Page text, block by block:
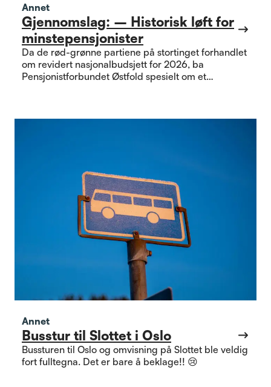
Annet
Gjennomslag: – Historisk løft for
minstepensjonister
Da de rød-grønne partiene på stortinget forhandlet
om revidert nasjonalbudsjett for 2026, ba
Pensjonistforbundet Østfold spesielt om et
Annet
Busstur til Slottet i Oslo
Bussturen til Oslo og omvisning på Slottet ble veldig
fort fulltegna. Det er bare å beklage!! 😢